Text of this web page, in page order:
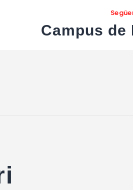
Campus de